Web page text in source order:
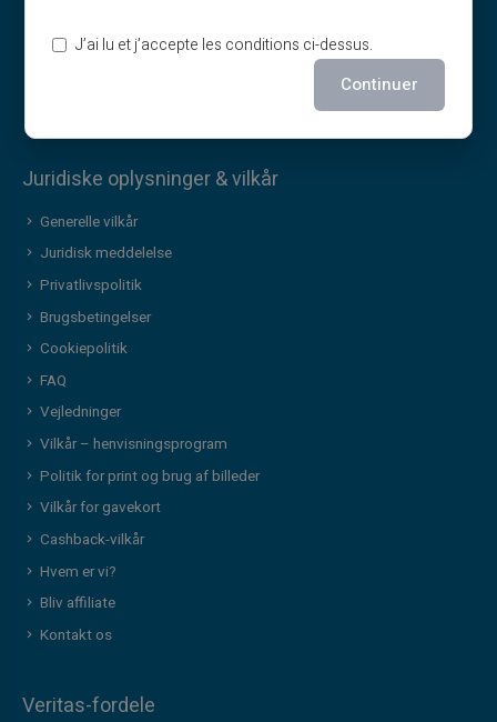
Juridiske oplysninger & vilkår
Generelle vilkår
Juridisk meddelelse
Privatlivspolitik
Brugsbetingelser
Cookiepolitik
FAQ
Vejledninger
Vilkår – henvisningsprogram
Politik for print og brug af billeder
Vilkår for gavekort
Cashback-vilkår
Hvem er vi?
Bliv affiliate
Kontakt os
Veritas-fordele
J’ai lu et j’accepte les conditions ci-dessus.
Continuer